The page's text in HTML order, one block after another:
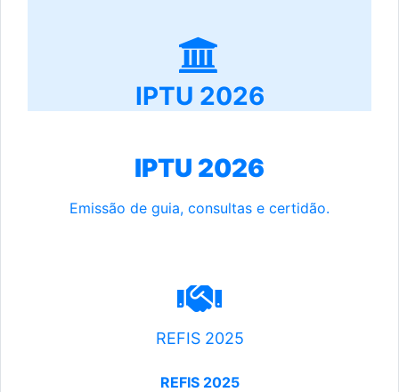
IPTU 2026
IPTU 2026
Emissão de guia, consultas e certidão.
REFIS 2025
REFIS 2025